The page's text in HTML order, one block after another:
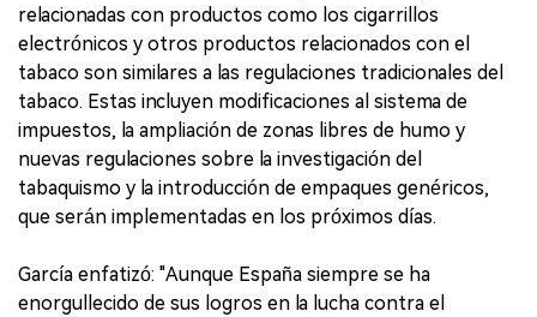
relacionadas con productos como los cigarrillos
electrónicos y otros productos relacionados con el
tabaco son similares a las regulaciones tradicionales del
tabaco. Estas incluyen modificaciones al sistema de
impuestos, la ampliación de zonas libres de humo y
nuevas regulaciones sobre la investigación del
tabaquismo y la introducción de empaques genéricos,
que serán implementadas en los próximos días.
García enfatizó: "Aunque España siempre se ha
enorgullecido de sus logros en la lucha contra el